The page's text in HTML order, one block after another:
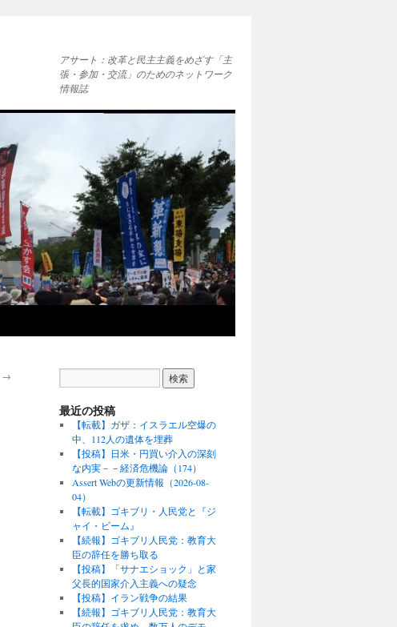
アサート：改革と民主主義をめざす「主
張・参加・交流」のためのネットワーク
情報誌
→
最近の投稿
【転載】ガザ：イスラエル空爆の
中、112人の遺体を埋葬
【投稿】日米・円買い介入の深刻
な内実－－経済危機論（174）
Assert Webの更新情報（2026-08-
04）
【転載】ゴキブリ・人民党と『ジ
ャイ・ビーム』
【続報】ゴキブリ人民党：教育大
臣の辞任を勝ち取る
【投稿】「サナエショック」と家
父長的国家介入主義への疑念
【投稿】イラン戦争の結果
【続報】ゴキブリ人民党：教育大